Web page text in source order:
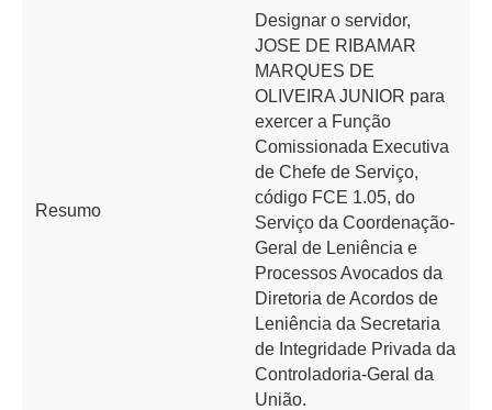
Resumo
Designar o servidor,
JOSE DE RIBAMAR
MARQUES DE
OLIVEIRA JUNIOR para
exercer a Função
Comissionada Executiva
de Chefe de Serviço,
código FCE 1.05, do
Serviço da Coordenação-
Geral de Leniência e
Processos Avocados da
Diretoria de Acordos de
Leniência da Secretaria
de Integridade Privada da
Controladoria-Geral da
União.